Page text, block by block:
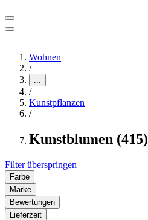
Wohnen
/
...
/
Kunstpflanzen
/
Kunstblumen (415)
Filter überspringen
Farbe
Marke
Bewertungen
Lieferzeit